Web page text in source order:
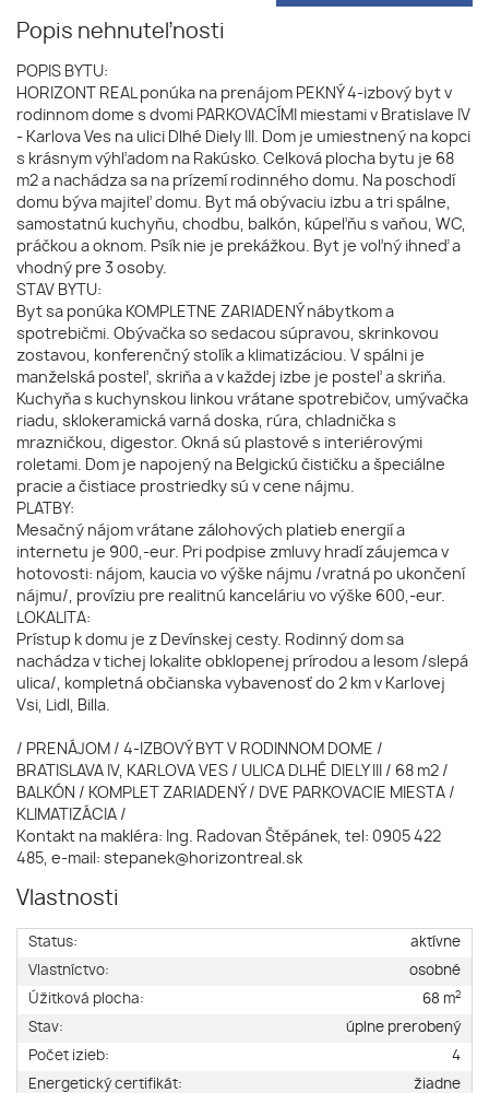
Popis nehnuteľnosti
POPIS BYTU:
HORIZONT REAL ponúka na prenájom PEKNÝ 4-izbový byt v
rodinnom dome s dvomi PARKOVACÍMI miestami v Bratislave IV
- Karlova Ves na ulici Dlhé Diely III. Dom je umiestnený na kopci
s krásnym výhľadom na Rakúsko. Celková plocha bytu je 68
m2 a nachádza sa na prízemí rodinného domu. Na poschodí
domu býva majiteľ domu. Byt má obývaciu izbu a tri spálne,
samostatnú kuchyňu, chodbu, balkón, kúpeľňu s vaňou, WC,
práčkou a oknom. Psík nie je prekážkou. Byt je voľný ihneď a
vhodný pre 3 osoby.
STAV BYTU:
Byt sa ponúka KOMPLETNE ZARIADENÝ nábytkom a
spotrebičmi. Obývačka so sedacou súpravou, skrinkovou
zostavou, konferenčný stolík a klimatizáciou. V spálni je
manželská posteľ, skriňa a v každej izbe je posteľ a skriňa.
Kuchyňa s kuchynskou linkou vrátane spotrebičov, umývačka
riadu, sklokeramická varná doska, rúra, chladnička s
mrazničkou, digestor. Okná sú plastové s interiérovými
roletami. Dom je napojený na Belgickú čističku a špeciálne
pracie a čistiace prostriedky sú v cene nájmu.
PLATBY:
Mesačný nájom vrátane zálohových platieb energií a
internetu je 900,-eur. Pri podpise zmluvy hradí záujemca v
hotovosti: nájom, kaucia vo výške nájmu /vratná po ukončení
nájmu/, províziu pre realitnú kanceláriu vo výške 600,-eur.
LOKALITA:
Prístup k domu je z Devínskej cesty. Rodinný dom sa
nachádza v tichej lokalite obklopenej prírodou a lesom /slepá
ulica/, kompletná občianska vybavenosť do 2 km v Karlovej
Vsi, Lidl, Billa.
/ PRENÁJOM / 4-IZBOVÝ BYT V RODINNOM DOME /
BRATISLAVA IV, KARLOVA VES / ULICA DLHÉ DIELY III / 68 m2 /
BALKÓN / KOMPLET ZARIADENÝ / DVE PARKOVACIE MIESTA /
KLIMATIZÁCIA /
Kontakt na makléra: Ing. Radovan Štěpánek, tel: 0905 422
485, e-mail: stepanek@horizontreal.sk
Vlastnosti
Status:
aktívne
Vlastníctvo:
osobné
Úžitková plocha:
68 m2
Stav:
úplne prerobený
Počet izieb:
4
Energetický certifikát:
žiadne